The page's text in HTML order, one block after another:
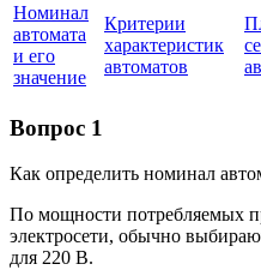
Номинал
автомата
и его
значение
Критерии
характеристик
автоматов
Вопрос 1
Как определить номинал
По мощности потребляемых
электросети, обычно
для 220 В.